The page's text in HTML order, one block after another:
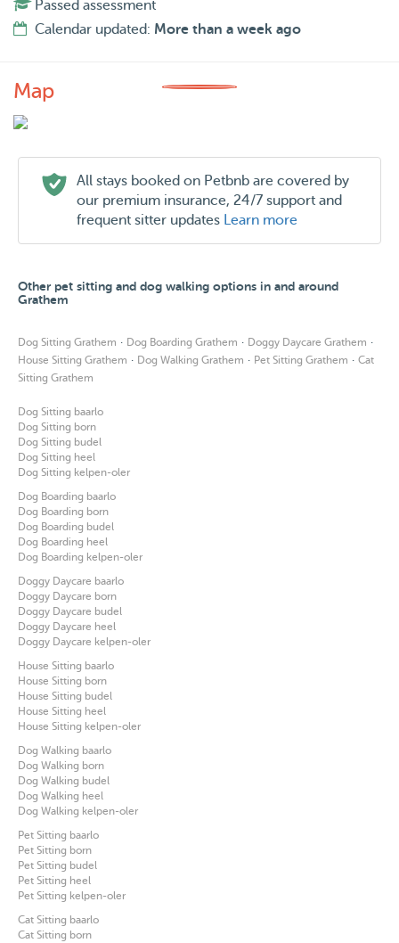
Passed assessment
Calendar updated: More than a week ago
Map
All stays booked on Petbnb are covered by
our premium insurance, 24/7 support and
frequent sitter updates Learn more
Other pet sitting and dog walking options in and around
Grathem
Dog Sitting Grathem · Dog Boarding Grathem · Doggy Daycare Grathem ·
House Sitting Grathem · Dog Walking Grathem · Pet Sitting Grathem · Cat
Sitting Grathem
Dog Sitting baarlo
Dog Sitting born
Dog Sitting budel
Dog Sitting heel
Dog Sitting kelpen-oler
Dog Boarding baarlo
Dog Boarding born
Dog Boarding budel
Dog Boarding heel
Dog Boarding kelpen-oler
Doggy Daycare baarlo
Doggy Daycare born
Doggy Daycare budel
Doggy Daycare heel
Doggy Daycare kelpen-oler
House Sitting baarlo
House Sitting born
House Sitting budel
House Sitting heel
House Sitting kelpen-oler
Dog Walking baarlo
Dog Walking born
Dog Walking budel
Dog Walking heel
Dog Walking kelpen-oler
Pet Sitting baarlo
Pet Sitting born
Pet Sitting budel
Pet Sitting heel
Pet Sitting kelpen-oler
Cat Sitting baarlo
Cat Sitting born